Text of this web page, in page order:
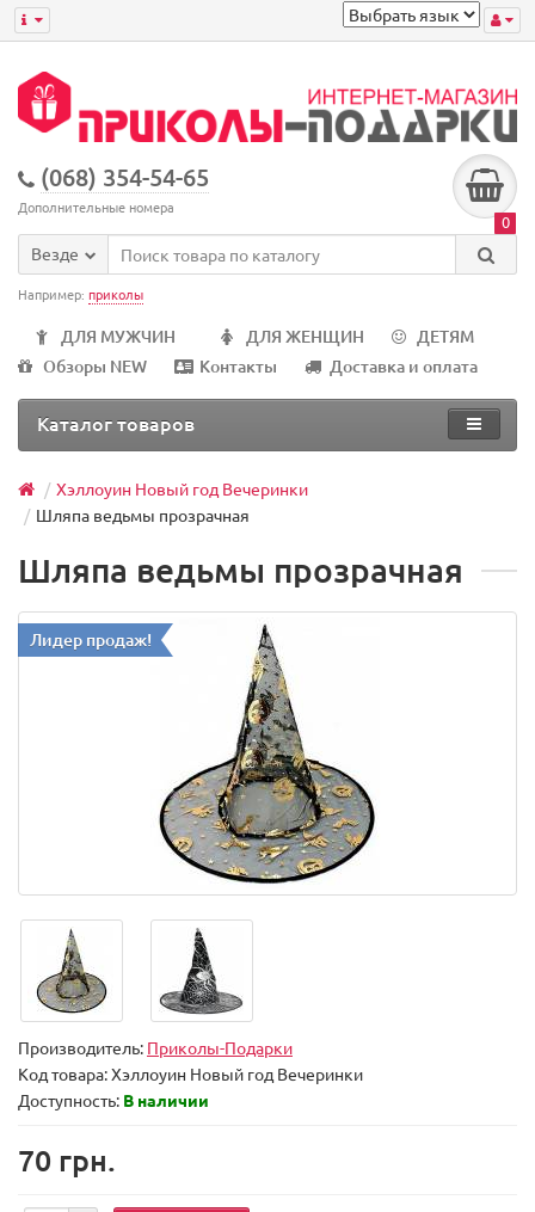
(068) 354-54-65
Дополнительные номера
0
Везде
Например: приколы
ДЛЯ МУЖЧИН ДЛЯ ЖЕНЩИН
ДЕТЯМ
Обзоры NEW
Контакты Доставка и оплата
Каталог товаров
Хэллоуин Новый год Вечеринки
Шляпа ведьмы прозрачная
Шляпа ведьмы прозрачная
Лидер продаж!
Производитель: Приколы-Подарки
Код товара:Хэллоуин Новый год Вечеринки
Доступность: В наличии
70 грн.